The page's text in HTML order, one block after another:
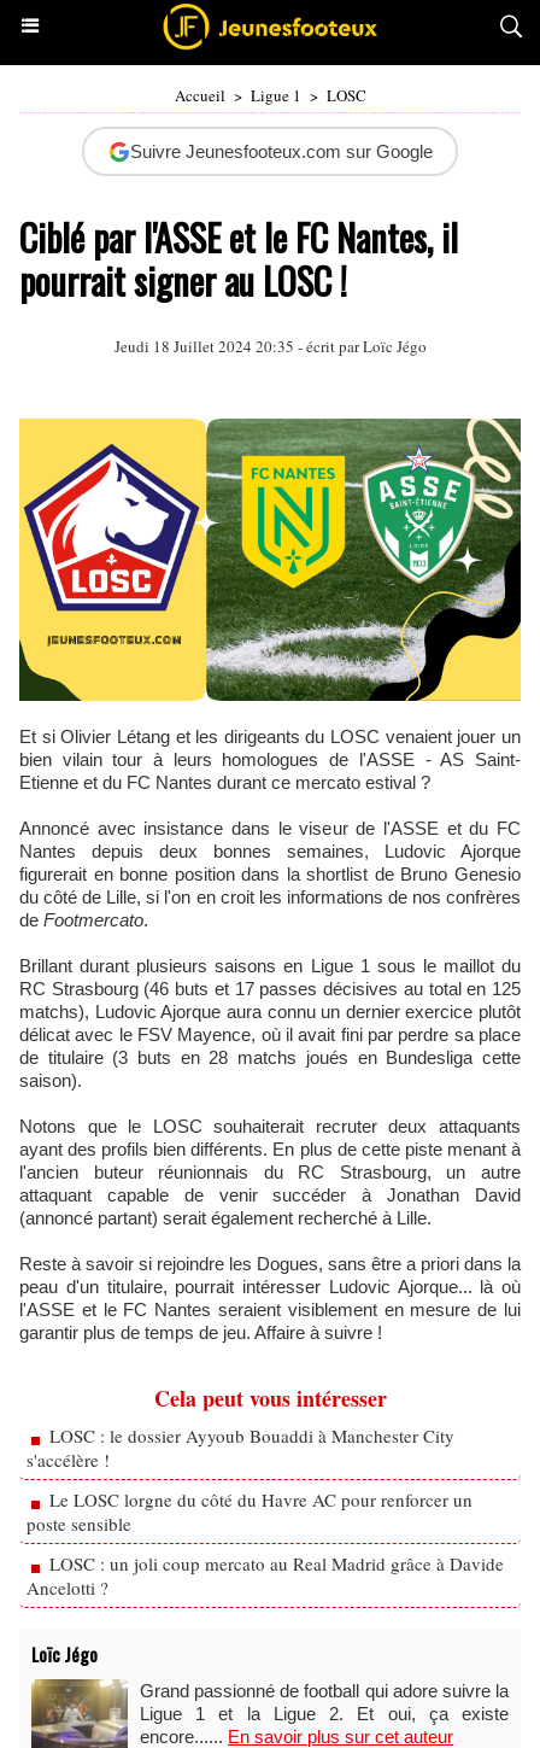
Accueil > Ligue 1 > LOSC
Suivre Jeunesfooteux.com sur Google
Ciblé par l'ASSE et le FC Nantes, il
pourrait signer au LOSC !
Jeudi 18 Juillet 2024 20:35 - écrit parLoïc Jégo
Et si Olivier Létang et les dirigeants du LOSC venaient jouer un
bien vilain tour à leurs homologues de l'ASSE - AS Saint-
Etienne et du FC Nantes durant ce mercato estival ?
Annoncé avec insistance dans le viseur de l'ASSE et du FC
Nantes depuis deux bonnes semaines, Ludovic Ajorque
figurerait en bonne position dans la shortlist de Bruno Genesio
du côté de Lille, si l'on en croit les informations de nos confrères
de Footmercato.
Brillant durant plusieurs saisons en Ligue 1 sous le maillot du
RC Strasbourg (46 buts et 17 passes décisives au total en 125
matchs), Ludovic Ajorque aura connu un dernier exercice plutôt
délicat avec le FSV Mayence, où il avait fini par perdre sa place
de titulaire (3 buts en 28 matchs joués en Bundesliga cette
saison).
Notons que le LOSC souhaiterait recruter deux attaquants
ayant des profils bien différents. En plus de cette piste menant à
l'ancien buteur réunionnais du RC Strasbourg, un autre
attaquant capable de venir succéder à Jonathan David
(annoncé partant) serait également recherché à Lille.
Reste à savoir si rejoindre les Dogues, sans être a priori dans la
peau d'un titulaire, pourrait intéresser Ludovic Ajorque... là où
l'ASSE et le FC Nantes seraient visiblement en mesure de lui
garantir plus de temps de jeu. Affaire à suivre !
Cela peut vous intéresser
LOSC : le dossier Ayyoub Bouaddi à Manchester City
s'accélère !
Le LOSC lorgne du côté du Havre AC pour renforcer un
poste sensible
LOSC : un joli coup mercato au Real Madrid grâce à Davide
Ancelotti ?
Loïc Jégo
Grand passionné de football qui adore suivre la
Ligue 1 et la Ligue 2. Et oui, ça existe
encore...... En savoir plus sur cet auteur